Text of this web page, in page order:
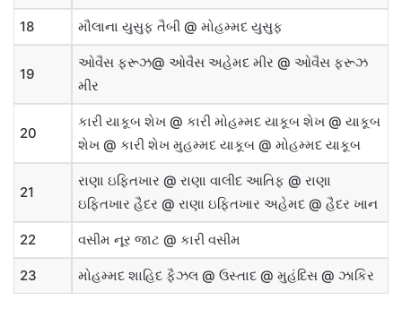
18 મૌલાના યુસુફ તૈબી @ મોહમ્મદ યુસુફ
19
ઓવૈસ ફરૂઝ@ ઓવૈસ અહેમદ મીર @ ઓવૈસ ફરૂઝ
મીર
20
કારી યાકૂબ શેખ @ કારી મોહમ્મદ યાકૂબ શેખ @ યાકૂબ
શેખ @ કારી શેખ મુહમ્મદ યાકૂબ @ મોહમ્મદ યાકૂબ
21
રાણા ઇફ્તિખાર @ રાણા વાલીદ આતિફ @ રાણા
ઇફ્તિખાર હૈદર @ રાણા ઇફ્તિખાર અહેમદ @ હૈદર ખાન
22 વસીમ નૂર જાટ @ કારી વસીમ
23 મોહમ્મદ શાહિદ ફૈઝલ @ ઉસ્તાદ @ મુહંદિસ @ ઝાકિર